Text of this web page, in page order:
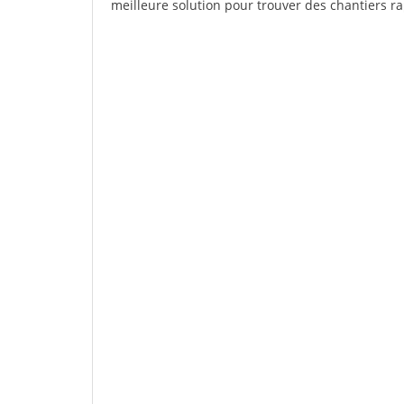
meilleure solution pour trouver des chantiers